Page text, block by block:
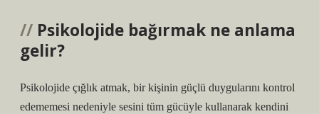
Psikolojide bağırmak ne anlama
gelir?
Psikolojide çığlık atmak, bir kişinin güçlü duygularını kontrol
edememesi nedeniyle sesini tüm gücüyle kullanarak kendini